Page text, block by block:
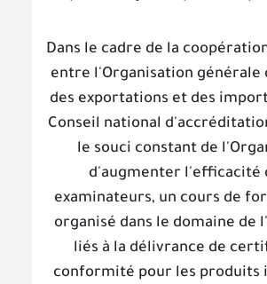
Dans le cadre de la
entre l'Organisation générale
des exportations et des
Conseil national
le souci constant de
d'augmenter l'efficacité
examinateurs, un cours de
organisé dans le domaine de
liés à la délivrance de
conformité pour les produits